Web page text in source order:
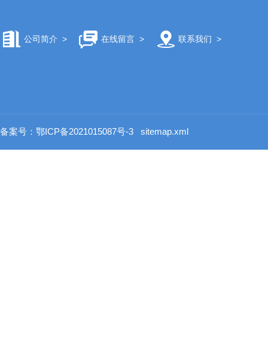
公司简介 > 在线留言> 联系我们 >
备案号：鄂ICP备2021015087号-3 sitemap.xml